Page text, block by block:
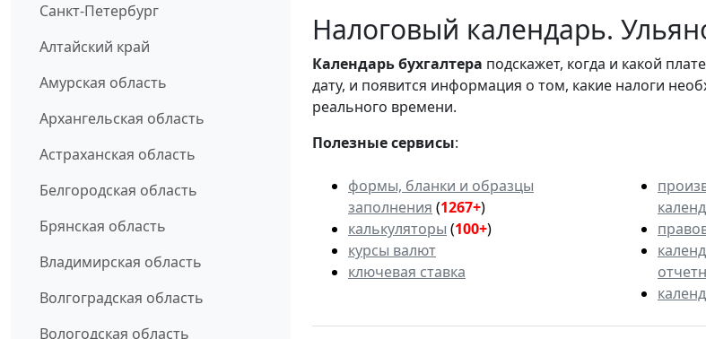
Санкт-Петербург
Алтайский край
Амурская область
Архангельская область
Астраханская область
Белгородская область
Брянская область
Владимирская область
Волгоградская область
Вологодская область
Налоговый календарь.
Календарьбухгалтера подскажет, когда и какой
дату, и появится информация о том, какие налоги
реального времени.
Полезные сервисы:
формы, бланки и образцы
заполнения (1267+)
калькуляторы (100+)
курсы валют
ключевая ставка